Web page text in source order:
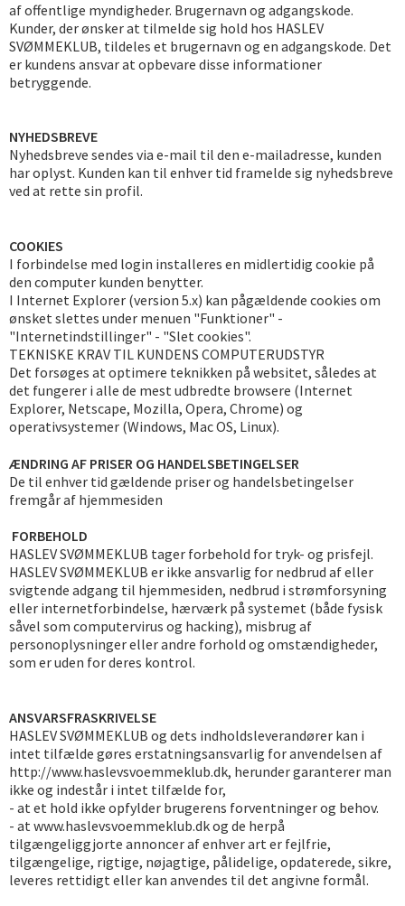
af offentlige myndigheder. Brugernavn og adgangskode.
Kunder, der ønsker at tilmelde sig hold hos HASLEV
SVØMMEKLUB, tildeles et brugernavn og en adgangskode. Det
er kundens ansvar at opbevare disse informationer
betryggende.
NYHEDSBREVE
Nyhedsbreve sendes via e-mail til den e-mailadresse, kunden
har oplyst. Kunden kan til enhver tid framelde sig nyhedsbreve
ved at rette sin profil.
COOKIES
I forbindelse med login installeres en midlertidig cookie på
den computer kunden benytter.
I Internet Explorer (version 5.x) kan pågældende cookies om
ønsket slettes under menuen "Funktioner" -
"Internetindstillinger" - "Slet cookies".
TEKNISKE KRAV TIL KUNDENS COMPUTERUDSTYR
Det forsøges at optimere teknikken på websitet, således at
det fungerer i alle de mest udbredte browsere (Internet
Explorer, Netscape, Mozilla, Opera, Chrome) og
operativsystemer (Windows, Mac OS, Linux).
ÆNDRING AF PRISER OG HANDELSBETINGELSER
De til enhver tid gældende priser og handelsbetingelser
fremgår af hjemmesiden
FORBEHOLD
HASLEV SVØMMEKLUB tager forbehold for tryk- og prisfejl.
HASLEV SVØMMEKLUB er ikke ansvarlig for nedbrud af eller
svigtende adgang til hjemmesiden, nedbrud i strømforsyning
eller internetforbindelse, hærværk på systemet (både fysisk
såvel som computervirus og hacking), misbrug af
personoplysninger eller andre forhold og omstændigheder,
som er uden for deres kontrol.
ANSVARSFRASKRIVELSE
HASLEV SVØMMEKLUB og dets indholdsleverandører kan i
intet tilfælde gøres erstatningsansvarlig for anvendelsen af
http://www.haslevsvoemmeklub.dk, herunder garanterer man
ikke og indestår i intet tilfælde for,
- at et hold ikke opfylder brugerens forventninger og behov.
- at www.haslevsvoemmeklub.dkog de herpå
tilgængeliggjorte annoncer af enhver art er fejlfrie,
tilgængelige, rigtige, nøjagtige, pålidelige, opdaterede, sikre,
leveres rettidigt eller kan anvendes til det angivne formål.